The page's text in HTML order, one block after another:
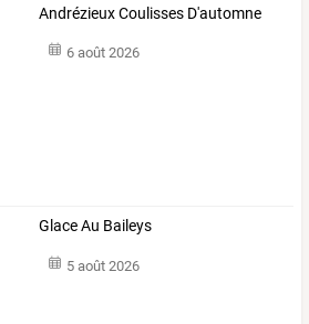
Andrézieux Coulisses D'automne
6 août 2026
Glace Au Baileys
5 août 2026